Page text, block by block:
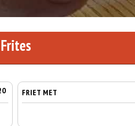
Frites
FRIET MET